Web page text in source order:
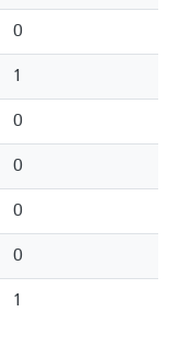
0
1
0
0
0
0
1